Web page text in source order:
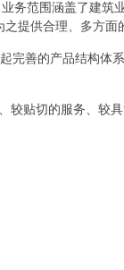
务范围涵盖了建筑
提供合理、多方面
完善的产品结构体
贴切的服务、较具